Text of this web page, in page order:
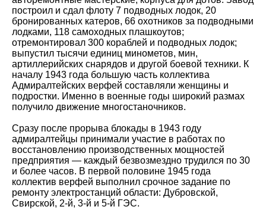
построил и сдал флоту 7 подводных лодок, 20
бронированных катеров, 66 охотников за подводными
лодками, 118 самоходных плашкоутов;
отремонтировал 300 кораблей и подводных лодок;
выпустил тысячи единиц минометов, мин,
артиллерийских снарядов и другой боевой техники. К
началу 1943 года большую часть коллектива
Адмиралтейских верфей составляли женщины и
подростки. Именно в военные годы широкий размах
получило движение многостаночников.
Сразу после прорыва блокады в 1943 году
адмиралтейцы принимали участие в работах по
восстановлению производственных мощностей
предприятия — каждый безвозмездно трудился по 30
и более часов. В первой половине 1945 года
коллектив верфей выполнил срочное задание по
ремонту электростанций области: Дубровской,
Свирской, 2-й, 3-й и 5-й ГЭС.